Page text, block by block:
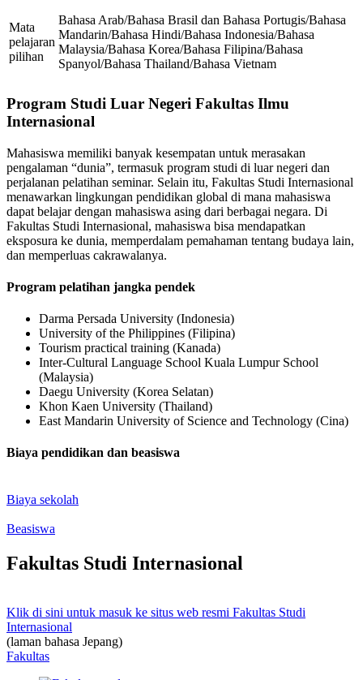
Mata
pelajaran
pilihan
Bahasa Arab/Bahasa Brasil dan Bahasa Portugis/Bahasa
Mandarin/Bahasa Hindi/Bahasa Indonesia/Bahasa
Malaysia/Bahasa Korea/Bahasa Filipina/Bahasa
Spanyol/Bahasa Thailand/Bahasa Vietnam
Program Studi Luar Negeri Fakultas Ilmu
Internasional
Mahasiswa memiliki banyak kesempatan untuk merasakan
pengalaman “dunia”, termasuk program studi di luar negeri dan
perjalanan pelatihan seminar. Selain itu, Fakultas Studi Internasional
menawarkan lingkungan pendidikan global di mana mahasiswa
dapat belajar dengan mahasiswa asing dari berbagai negara. Di
Fakultas Studi Internasional, mahasiswa bisa mendapatkan
eksposura ke dunia, memperdalam pemahaman tentang budaya lain,
dan memperluas cakrawalanya.
Program pelatihan jangka pendek
Darma Persada University (Indonesia)
University of the Philippines (Filipina)
Tourism practical training (Kanada)
Inter-Cultural Language School Kuala Lumpur School
(Malaysia)
Daegu University (Korea Selatan)
Khon Kaen University (Thailand)
East Mandarin University of Science and Technology (Cina)
Biaya pendidikan dan beasiswa
Biaya sekolah
Beasiswa
Fakultas Studi Internasional
Klik di sini untuk masuk ke situs web resmi Fakultas Studi
Internasional
(laman bahasa Jepang)
Fakultas